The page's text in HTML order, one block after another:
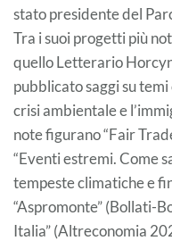
stato presidente del
Tra i suoi progetti più
quello Letterario
pubblicato saggi su
crisi ambientale e
note figurano “Fair
“Eventi estremi. Come
tempeste climatiche e
“Aspromonte” (Bollati-
Italia” (Altreconomia